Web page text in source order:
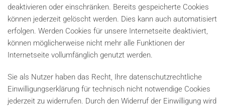
deaktivieren oder einschränken. Bereits gespeicherte Cookies
können jederzeit gelöscht werden. Dies kann auch automatisiert
erfolgen. Werden Cookies für unsere Internetseite deaktiviert,
können möglicherweise nicht mehr alle Funktionen der
Internetseite vollumfänglich genutzt werden.
Sie als Nutzer haben das Recht, Ihre datenschutzrechtliche
Einwilligungserklärung für technisch nicht notwendige Cookies
jederzeit zu widerrufen. Durch den Widerruf der Einwilligung wird